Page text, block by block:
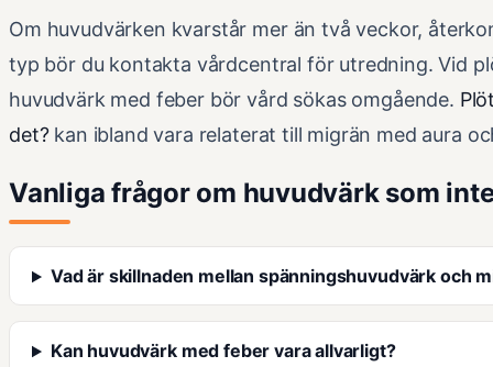
Om huvudvärken kvarstår mer än två veckor,
typ bör du kontakta vårdcentral för utredning. Vid
huvudvärk med feber bör vård sökas omgående.
det?kan ibland vara relaterat till migrän med aura
Vanliga frågor om huvudvärk som
Vad är skillnaden mellan spänningshuvudvärk och
Kan huvudvärk med feber vara allvarligt?